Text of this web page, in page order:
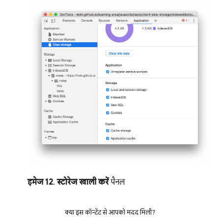
इमेज 12.स्टोरेज खाली करेंपैनल
क्या इस कॉन्टेंट से आपको मदद मिली?